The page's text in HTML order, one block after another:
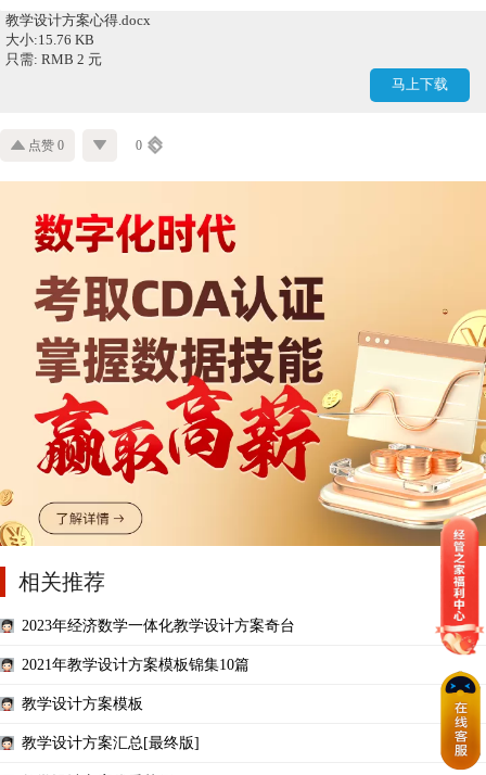
教学设计方案心得.docx
大小:15.76 KB
只需: RMB 2 元
马上下载
点赞 0 0
相关推荐
2023年经济数学一体化教学设计方案奇台
2021年教学设计方案模板锦集10篇
教学设计方案模板
教学设计方案汇总[最终版]